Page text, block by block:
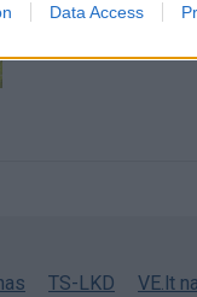
Data Access
Rugpjūtis pagal
TS-LKD
VE.lt